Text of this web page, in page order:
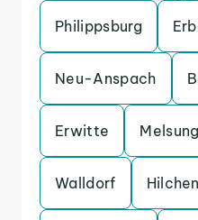
Philippsburg
Neu-Anspach
Erwitte
Walldorf